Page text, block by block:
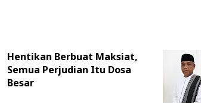
Hentikan Berbuat Maksiat,
Semua Perjudian Itu Dosa
Besar